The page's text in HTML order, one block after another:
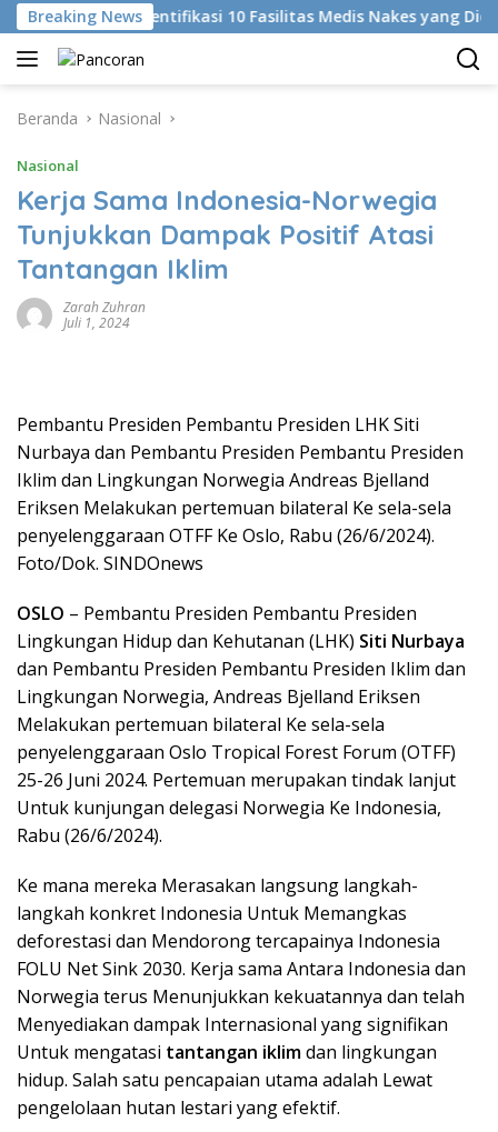
Langsung
ke
konten
Breaking News
KKI Identifikasi 10 Fasilitas Medis Nakes yang Diduga
Beranda Nasional
Nasional
Kerja Sama Indonesia-Norwegia
Tunjukkan Dampak Positif Atasi
Tantangan Iklim
Zarah Zuhran
Juli 1, 2024
Pembantu Presiden Pembantu Presiden LHK Siti
Nurbaya dan Pembantu Presiden Pembantu Presiden
Iklim dan Lingkungan Norwegia Andreas Bjelland
Eriksen Melakukan pertemuan bilateral Ke sela-sela
penyelenggaraan OTFF Ke Oslo, Rabu (26/6/2024).
Foto/Dok. SINDOnews
OSLO – Pembantu Presiden Pembantu Presiden
Lingkungan Hidup dan Kehutanan (LHK) Siti Nurbaya
dan Pembantu Presiden Pembantu Presiden Iklim dan
Lingkungan Norwegia, Andreas Bjelland Eriksen
Melakukan pertemuan bilateral Ke sela-sela
penyelenggaraan Oslo Tropical Forest Forum (OTFF)
25-26 Juni 2024. Pertemuan merupakan tindak lanjut
Untuk kunjungan delegasi Norwegia Ke Indonesia,
Rabu (26/6/2024).
Ke mana mereka Merasakan langsung langkah-
langkah konkret Indonesia Untuk Memangkas
deforestasi dan Mendorong tercapainya Indonesia
FOLU Net Sink 2030. Kerja sama Antara Indonesia dan
Norwegia terus Menunjukkan kekuatannya dan telah
Menyediakan dampak Internasional yang signifikan
Untuk mengatasi tantangan iklimdan lingkungan
hidup. Salah satu pencapaian utama adalah Lewat
pengelolaan hutan lestari yang efektif.